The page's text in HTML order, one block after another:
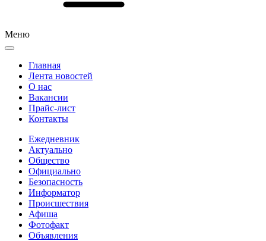
Меню
Главная
Лента новостей
О нас
Вакансии
Прайс-лист
Контакты
Ежедневник
Актуально
Общество
Официально
Безопасность
Информатор
Происшествия
Афиша
Фотофакт
Объявления